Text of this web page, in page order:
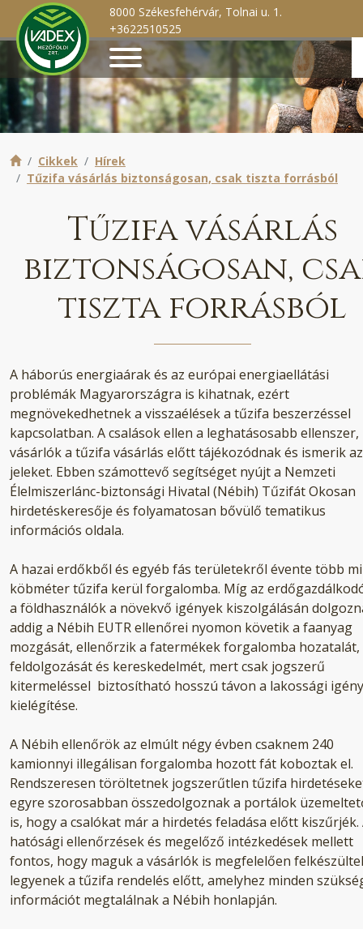
8000 Székesfehérvár, Tolnai u. 1.
+3622510525
Cikkek
Hírek
Tűzifa vásárlás biztonságosan, csak tiszta forrásból
Tűzifa vásárlás
biztonságosan,
tiszta forrásból
A háborús energiaárak és az európai energiaellátási
problémák Magyarországra is kihatnak, ezért
megnövekedhetnek a visszaélések a tűzifa beszerzéssel
kapcsolatban. A csalások ellen a leghatásosabb ellenszer,
vásárlók a tűzifa vásárlás előtt tájékozódnak és ismerik
jeleket. Ebben számottevő segítséget nyújt a Nemzeti
Élelmiszerlánc-biztonsági Hivatal (Nébih) Tűzifát Okosan
hirdetéskeresője és folyamatosan bővülő tematikus
információs oldala.
A hazai erdőkből és egyéb fás területekről évente több
köbméter tűzifa kerül forgalomba. Míg az
a földhasználók a növekvő igények kiszolgálásán
addig a Nébih EUTR ellenőrei nyomon követik a faanyag
mozgását, ellenőrzik a fatermékek forgalomba hozatalát,
feldolgozását és kereskedelmét, mert csak jogszerű
kitermeléssel biztosítható hosszú távon a lakossági
kielégítése.
A Nébih ellenőrök az elmúlt négy évben csaknem 240
kamionnyi illegálisan forgalomba hozott fát koboztak el.
Rendszeresen töröltetnek jogszerűtlen tűzifa
egyre szorosabban összedolgoznak a portálok
is, hogy a csalókat már a hirdetés feladása előtt kiszűrjék.
hatósági ellenőrzések és megelőző intézkedések mellett
fontos, hogy maguk a vásárlók is megfelelően
legyenek a tűzifa rendelés előtt, amelyhez minden
információt megtalálnak a Nébih honlapján.